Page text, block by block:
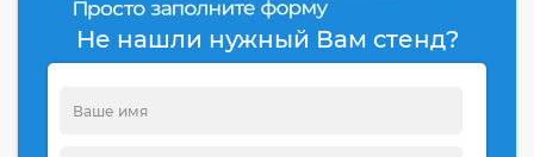
Не нашли нужный Вам стенд?